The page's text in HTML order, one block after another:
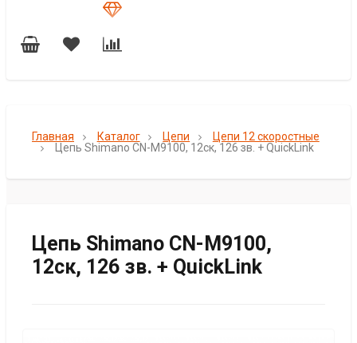
Главная Каталог Цепи
Цепи 12 скоростные
Цепь Shimano CN-M9100, 12ск, 126 зв. + QuickLink
Цепь Shimano CN-M9100,
12ск, 126 зв. + QuickLink